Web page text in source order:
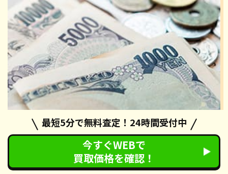
還付金が受け取れる
カーネクストの廃車手続きでは、自動車税の還付手続きも無
料で対応させていただいております。手続き完了後、約2ヶ
最短5分で無料査定！24時間受付中
今すぐWEBで
買取価格を確認！